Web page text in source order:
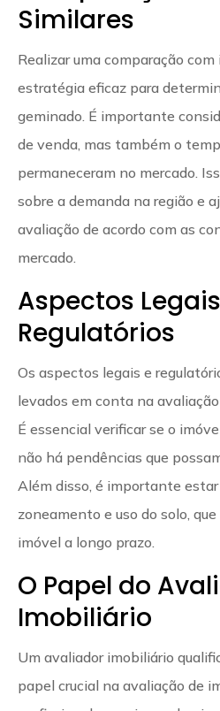
Similares
Realizar uma comparação
estratégia eficaz para
geminado. É importante
de venda, mas também o
permaneceram no mercado.
sobre a demanda na região e
avaliação de acordo com as
mercado.
Aspectos
Regulatórios
Os aspectos legais e
levados em conta na
É essencial verificar se o
não há pendências que
Além disso, é importante
zoneamento e uso do solo,
imóvel a longo prazo.
O Papel do
Imobiliário
Um avaliador imobiliário
papel crucial na avaliação de